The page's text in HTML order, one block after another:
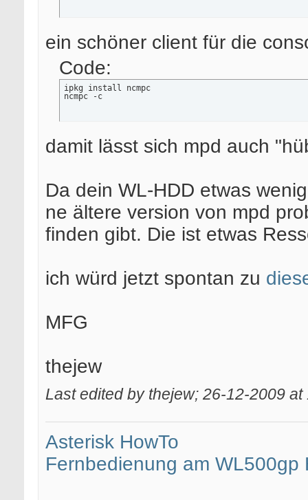
ein schöner client für die
Code:
ipkg install ncmpc
ncmpc -c
damit lässt sich mpd auch
Da dein WL-HDD etwas
ne ältere version von mpd
finden gibt. Die ist etwas
ich würd jetzt spontan zu
MFG
thejew
Last edited by thejew; 26-12-2009 at
Asterisk HowTo
Fernbedienung am WL500gp